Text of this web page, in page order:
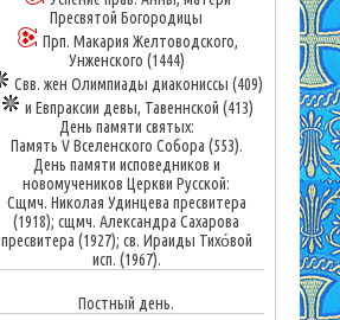
Пресвятой Богородицы
Прп. Макария Желтоводского,
Унженского (1444)
Свв. жен Олимпиады диакониссы (409)
и Евпраксии девы, Тавеннской (413)
День памяти святых:
Память V Вселенского Собора (553).
День памяти исповедников и
новомучеников Церкви Русской:
Сщмч. Николая Удинцева пресвитера
(1918); сщмч. Александра Сахарова
пресвитера (1927); св. Ираиды Тихо́вой
исп. (1967).
Постный день.